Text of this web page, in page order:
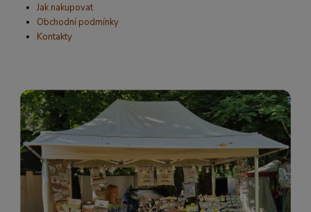
Jak nakupovat
Obchodní podmínky
Kontakty